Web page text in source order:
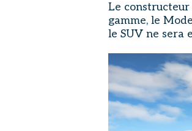
Le constructeur
gamme, le
le SUV ne sera